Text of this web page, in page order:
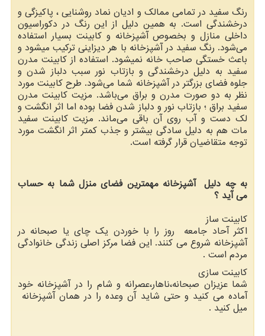
رنگ سفید در تمامی ممالک و ادیان نماد روشنایی ، پاکیزگی و
درخشندگی است. به همین دلیل از این رنگ در دکوراسیون
داخلی منازل و بخصوص آشپزخانه و کابینت بسیار استفاده
می‌شود. رنگ سفید در آشپزخانه با هر دیزاینی ترکیب میشود و
باعث خستگی صاحب خانه نمیشود. استفاده از کابینت مدرن
سفید به دلیل درخشندگی و بازتاب نور سبب دلباز شدن و
جلوه فضای بزرگتر در آشپزخانه شما می‌شود. طرح کابینت مورد
نظر به دو صورت مدرن و براق می‌باشد. مزیت کابینت مدرن
سفید براق ؛ بازتاب نور و دلباز شدن فضا بوده اما اثر انگشت و
لک دست و آب روی آن باقی می‌ماند. مزیت کابینت سفید
مات هم به دلیل سادگی بیشتر و جذب کمتر اثر انگشت مورد
توجه متقاضیان قرار گرفته است.
به چه دلیل آشپزخانه مهمترین فضای منزل شما به حساب
می آید ؟
کابینت ساز
اکثر آحاد جامعه روز را با خوردن یک چای یا صبحانه در
آشپزخانه شروع می کنند. این فضا مرکز اصلی زندگی خانوادگی
مردم است .
کابینت سازی
شما عزیزان صبحانه،ناهار،عصرانه و شام را در آشپزخانه خود
آماده می کنید و حتی شاید آن وعده را در همان آشپزخانه
میل کنید .